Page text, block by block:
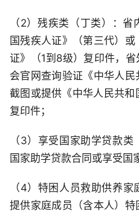
（2）残疾类（丁类）：
国残疾人证》（第三代）
证》（1到8级）复印件，
会官网查询验证《中华人
截图或提供《中华人民共和
复印件；
（3）享受国家助学贷款
国家助学贷款合同或享受国
（4）特困人员救助供养
提供家庭成员（含本人）